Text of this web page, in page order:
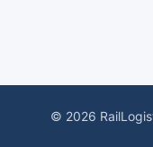
© 2026